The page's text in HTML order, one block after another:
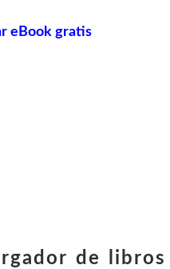
eBook gratis
de